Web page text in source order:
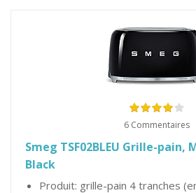
6 Commentaires
Smeg TSF02BLEU Grille-pain,
Black
Produit: grille-pain 4 tranches